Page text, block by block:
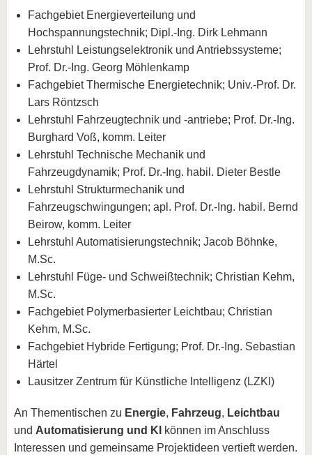
Fachgebiet Energieverteilung und
Hochspannungstechnik; Dipl.-Ing. Dirk Lehmann
Lehrstuhl Leistungselektronik und Antriebssysteme;
Prof. Dr.-Ing. Georg Möhlenkamp
Fachgebiet Thermische Energietechnik; Univ.-Prof. Dr.
Lars Röntzsch
Lehrstuhl Fahrzeugtechnik und -antriebe; Prof. Dr.-Ing.
Burghard Voß, komm. Leiter
Lehrstuhl Technische Mechanik und
Fahrzeugdynamik; Prof. Dr.-Ing. habil. Dieter Bestle
Lehrstuhl Strukturmechanik und
Fahrzeugschwingungen; apl. Prof. Dr.-Ing. habil. Bernd
Beirow, komm. Leiter
Lehrstuhl Automatisierungstechnik; Jacob Böhnke,
M.Sc.
Lehrstuhl Füge- und Schweißtechnik; Christian Kehm,
M.Sc.
Fachgebiet Polymerbasierter Leichtbau; Christian
Kehm, M.Sc.
Fachgebiet Hybride Fertigung; Prof. Dr.-Ing. Sebastian
Härtel
Lausitzer Zentrum für Künstliche Intelligenz (LZKI)
An Thementischen zu Energie, Fahrzeug, Leichtbau
und Automatisierung und KI
können im Anschluss
Interessen und gemeinsame Projektideen vertieft werden.